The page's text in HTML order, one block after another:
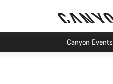
Canyon Events